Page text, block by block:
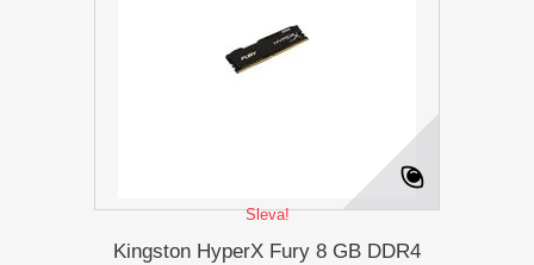
Sleva!
Kingston HyperX Fury 8 GB DDR4